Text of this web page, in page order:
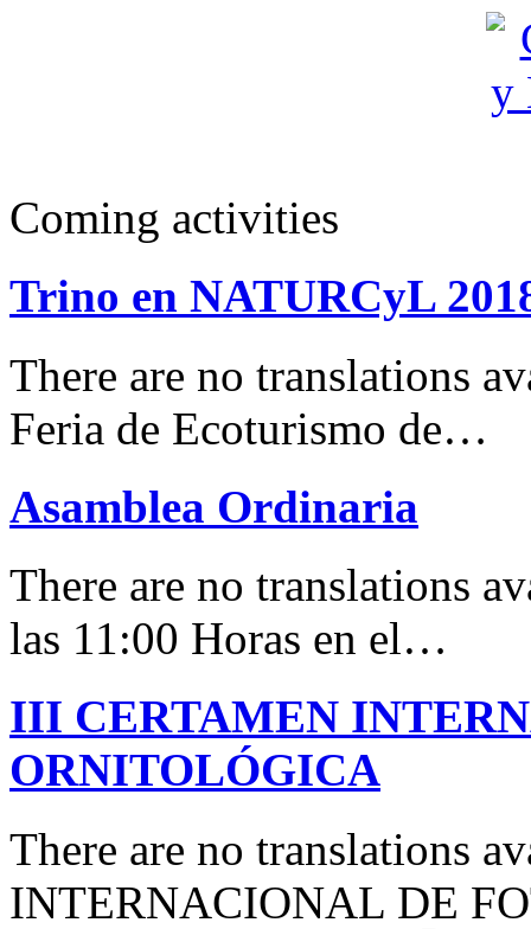
Coming activities
Trino en NATURCyL
There are no translations
Feria de Ecoturismo de…
Asamblea Ordinaria
There are no translations
las 11:00 Horas en el…
III CERTAMEN
ORNITOLÓGICA
There are no translations
INTERNACIONAL DE